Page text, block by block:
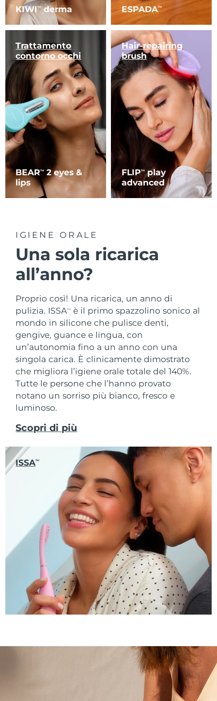
KIWITMderma ESPADATM
BEARTM
2 eyes &
lips
Trattamento
contorno occhi
FLIPTMplay
advanced
Hair-repairing
brush
IGIENE ORALE
Una sola ricarica
all’anno?
Proprio così! Una ricarica, un anno di
pulizia. ISSATM
è il primo spazzolino sonico al
mondo in silicone che pulisce denti,
gengive, guance e lingua, con
un’autonomia fino a un anno con una
singola carica. È clinicamente dimostrato
che migliora l’igiene orale totale del 140%.
Tutte le persone che l’hanno provato
notano un sorriso più bianco, fresco e
luminoso.
Scopri di più
ISSATM